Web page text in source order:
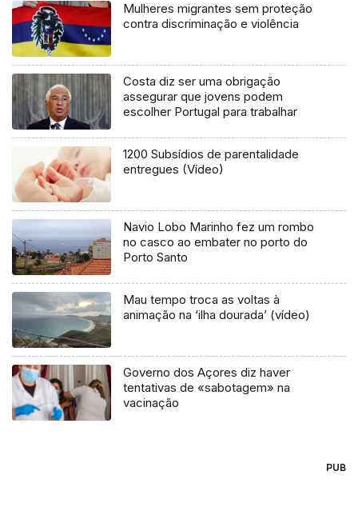
Mulheres migrantes sem proteção
contra discriminação e violência
Costa diz ser uma obrigação
assegurar que jovens podem
escolher Portugal para trabalhar
1200 Subsídios de parentalidade
entregues (Vídeo)
Navio Lobo Marinho fez um rombo
no casco ao embater no porto do
Porto Santo
Mau tempo troca as voltas à
animação na ‘ilha dourada’ (vídeo)
Governo dos Açores diz haver
tentativas de «sabotagem» na
vacinação
PUB